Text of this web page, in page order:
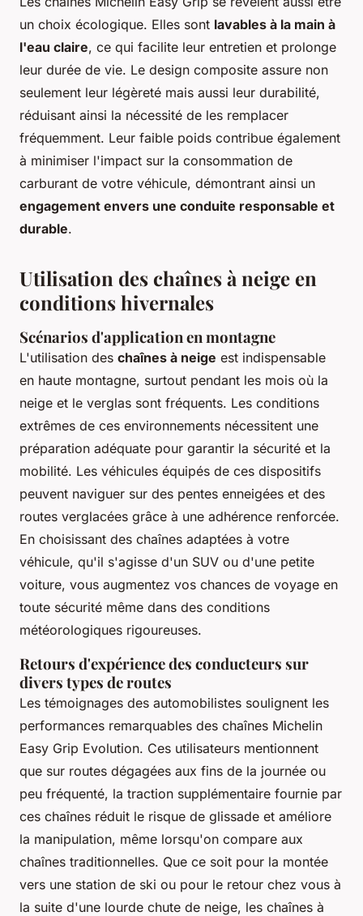
un choix écologique. Elles sont lavables à la main à
l'eau claire, ce qui facilite leur entretien et prolonge
leur durée de vie. Le design composite assure non
seulement leur légèreté mais aussi leur durabilité,
réduisant ainsi la nécessité de les remplacer
fréquemment. Leur faible poids contribue également
à minimiser l'impact sur la consommation de
carburant de votre véhicule, démontrant ainsi un
engagement envers une conduite responsable et
durable.
Utilisation des chaînes à neige en
conditions hivernales
Scénarios d'application en montagne
L'utilisation des chaînes à neige est indispensable
en haute montagne, surtout pendant les mois où la
neige et le verglas sont fréquents. Les conditions
extrêmes de ces environnements nécessitent une
préparation adéquate pour garantir la sécurité et la
mobilité. Les véhicules équipés de ces dispositifs
peuvent naviguer sur des pentes enneigées et des
routes verglacées grâce à une adhérence renforcée.
En choisissant des chaînes adaptées à votre
véhicule, qu'il s'agisse d'un SUV ou d'une petite
voiture, vous augmentez vos chances de voyage en
toute sécurité même dans des conditions
météorologiques rigoureuses.
Retours d'expérience des conducteurs sur
divers types de routes
Les témoignages des automobilistes soulignent les
performances remarquables des chaînes Michelin
Easy Grip Evolution. Ces utilisateurs mentionnent
que sur routes dégagées aux fins de la journée ou
peu fréquenté, la traction supplémentaire fournie par
ces chaînes réduit le risque de glissade et améliore
la manipulation, même lorsqu'on compare aux
chaînes traditionnelles. Que ce soit pour la montée
vers une station de ski ou pour le retour chez vous à
la suite d'une lourde chute de neige, les chaînes à